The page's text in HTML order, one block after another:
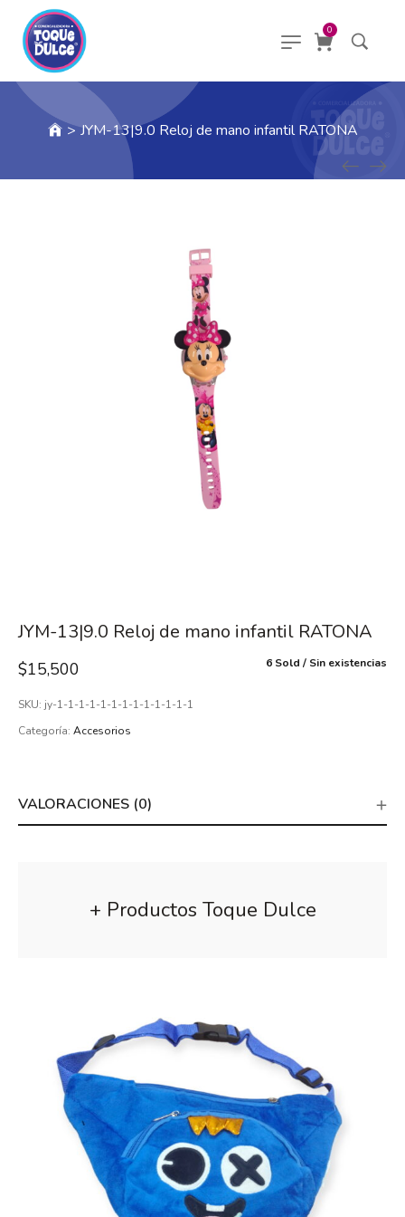
0
> JYM-13|9.0 Reloj de mano infantil RATONA
JYM-13|9.0 Reloj de mano infantil RATONA
6 Sold Sin existencias
$15,500
SKU: jy-1-1-1-1-1-1-1-1-1-1-1-1-1
Categoría: Accesorios
VALORACIONES (0)
+ Productos Toque Dulce